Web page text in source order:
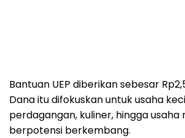
Bantuan UEP diberikan sebesar
Dana itu difokuskan untuk usaha
perdagangan, kuliner, hingga usaha
berpotensi berkembang.